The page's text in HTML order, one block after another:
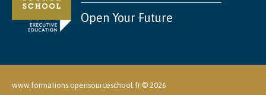
Open Your Future
www.formations.opensourceschool.fr © 2026